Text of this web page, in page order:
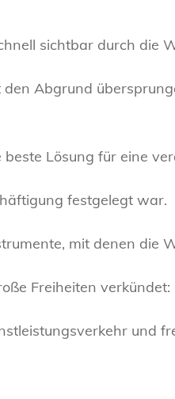
sichtbar durch die
Abgrund
Lösung für eine
festgelegt war.
mit denen die
Freiheiten verkündet:
und